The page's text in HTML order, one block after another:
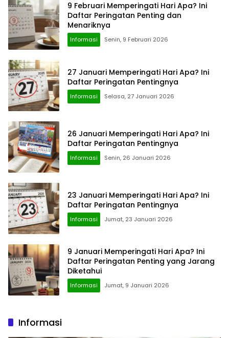
9 Februari Memperingati Hari Apa? Ini
Daftar Peringatan Penting dan
Menariknya
Informasi Senin, 9 Februari 2026
27 Januari Memperingati Hari Apa? Ini
Daftar Peringatan Pentingnya
Informasi Selasa, 27 Januari 2026
26 Januari Memperingati Hari Apa? Ini
Daftar Peringatan Pentingnya
Informasi Senin, 26 Januari 2026
23 Januari Memperingati Hari Apa? Ini
Daftar Peringatan Pentingnya
Informasi Jumat, 23 Januari 2026
9 Januari Memperingati Hari Apa? Ini
Daftar Peringatan Penting yang Jarang
Diketahui
Informasi Jumat, 9 Januari 2026
Informasi